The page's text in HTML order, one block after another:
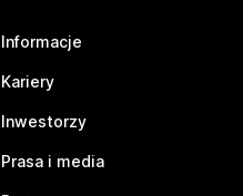
Informacje
Kariery
Inwestorzy
Prasa i media